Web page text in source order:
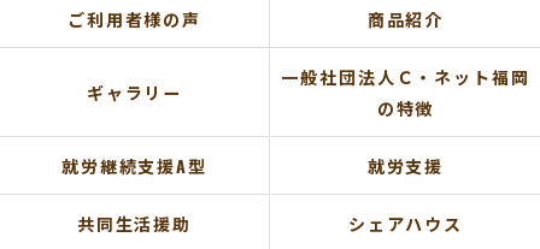
ご利用者様の声 商品紹介
ギャラリー
一般社団法人Ｃ・ネット福岡
の特徴
就労継続支援A型 就労支援
共同生活援助 シェアハウス